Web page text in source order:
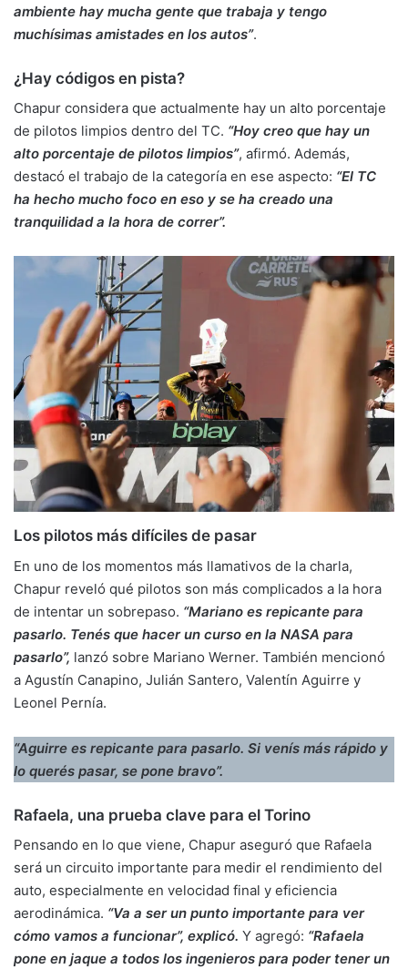
ambiente hay mucha gente que trabaja y tengo
muchísimas amistades en los autos”.
¿Hay códigos en pista?
Chapur considera que actualmente hay un alto porcentaje
de pilotos limpios dentro del TC. “Hoy creo que hay un
alto porcentaje de pilotos limpios”, afirmó. Además,
destacó el trabajo de la categoría en ese aspecto: “El TC
ha hecho mucho foco en eso y se ha creado una
tranquilidad a la hora de correr”.
Los pilotos más difíciles de pasar
En uno de los momentos más llamativos de la charla,
Chapur reveló qué pilotos son más complicados a la hora
de intentar un sobrepaso. “Mariano es repicante para
pasarlo. Tenés que hacer un curso en la NASA para
pasarlo”, lanzó sobre Mariano Werner. También mencionó
a Agustín Canapino, Julián Santero, Valentín Aguirre y
Leonel Pernía.
“Aguirre es repicante para pasarlo. Si venís más rápido y
lo querés pasar, se pone bravo”.
Rafaela, una prueba clave para el Torino
Pensando en lo que viene, Chapur aseguró que Rafaela
será un circuito importante para medir el rendimiento del
auto, especialmente en velocidad final y eficiencia
aerodinámica. “Va a ser un punto importante para ver
cómo vamos a funcionar”, explicó. Y agregó: “Rafaela
pone en jaque a todos los ingenieros para poder tener un